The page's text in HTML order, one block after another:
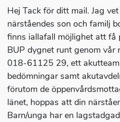
Hej Tack för ditt mail. Jag
närståendes son och familj
finns iallafall möjlighet att få
BUP dygnet runt genom vår
018-61125 29, ett
bedömningar samt
förutom de
länet, hoppas att din
Barn/unga har en